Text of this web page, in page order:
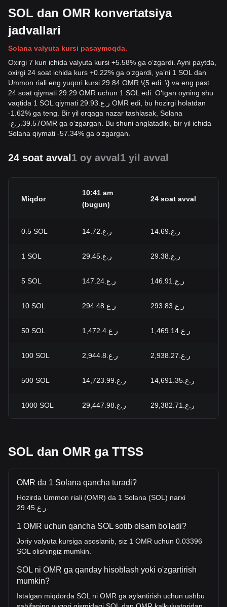
SOL dan OMR konvertatsiya
jadvallari
Solana valyuta kursi pasaymoqda.
Oxirgi 7 kun ichida valyuta kursi +5.58% ga oʻzgardi. Ayni paytda,
oxirgi 24 soat ichida kurs +0.22% ga oʻzgardi, yaʼni 1 SOL dan
Ummon riali eng yuqori kursi 29.84 OMR \{5 edi. \} va eng past
24 soat qiymati 29.29 OMR uchun 1 SOL edi. Oʻtgan oyning shu
vaqtida 1 SOL qiymati ر.ع.29.93 OMR edi, bu hozirgi holatdan
-1.62% ga teng. Bir yil orqaga nazar tashlasak, Solana
-
39.57OMR ga oʻzgargan. Bu shuni anglatadiki, bir yil ichida
Solana qiymati -57.34% ga oʻzgargan.
24 soat avval 1 oy avval 1 yil avval
Miqdor
10:41 am
(bugun)
24 soat avval
0.5 SOL ر.ع.14.72 ر.ع.14.69
1 SOL ر.ع.29.45 ر.ع.29.38
5 SOL ر.ع.147.24 ر.ع.146.91
10 SOL ر.ع.294.48 ر.ع.293.83
50 SOL ر.ع.1,472.4 ر.ع.1,469.14
100 SOL ر.ع.2,944.8 ر.ع.2,938.27
500 SOL ر.ع.14,723.99 ر.ع.14,691.35
1000 SOL ر.ع.29,447.98 ر.ع.29,382.71
SOL dan OMR ga TTSS
OMR da 1 Solana qancha turadi?
Hozirda Ummon riali (OMR) da 1 Solana (SOL) narxi
1 OMR uchun qancha SOL sotib olsam bo'ladi?
Joriy valyuta kursiga asoslanib, siz 1 OMR uchun 0.03396
SOL olishingiz mumkin.
SOL ni OMR ga qanday hisoblash yoki o'zgartirish
mumkin?
Istalgan miqdorda SOL ni OMR ga aylantirish uchun ushbu